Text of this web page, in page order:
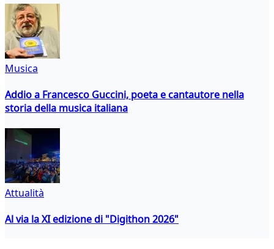
Musica
Addio a Francesco Guccini, poeta e cantautore nella
storia della musica italiana
Attualità
Al via la XI edizione di "Digithon 2026"